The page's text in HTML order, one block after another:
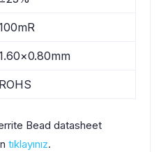
ROHS
Bead datasheet
tıklayınız.